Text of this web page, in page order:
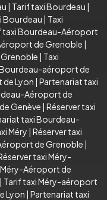
| Tarif taxi Bourdeau |
Bourdeau | Taxi
taxi Bourdeau-Aéroport
de Grenoble |
| Taxi
aéroport de
Lyon | Partenariat taxi
Aéroport de
Genève | Réserver taxi
taxi Bourdeau-
Méry | Réserver taxi
de Grenoble |
taxi Méry-
Aéroport de
| Tarif taxi Méry-aéroport
Lyon | Partenariat taxi